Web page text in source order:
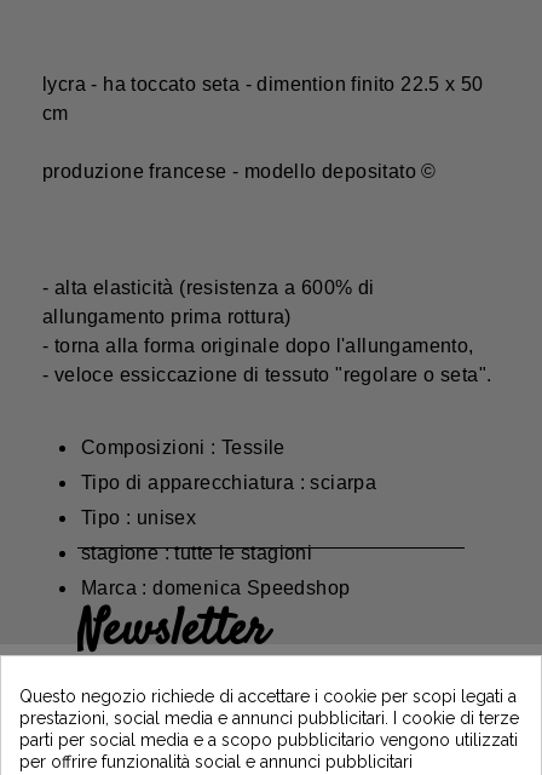
lycra - ha toccato seta - dimention finito 22.5 x 50
cm
produzione francese - modello depositato ©
- alta elasticità (resistenza a 600% di
allungamento prima rottura)
- torna alla forma originale dopo l'allungamento,
- veloce essiccazione di tessuto "regolare o seta".
Composizioni : Tessile
Tipo di apparecchiatura : sciarpa
Tipo : unisex
stagione : tutte le stagioni
Marca : domenica Speedshop
Newsletter
iscrivendoti e resta informato sulle ultime
notizie di Vintage Motors
Questo negozio richiede di accettare i cookie per scopi legati a
prestazioni, social media e annunci pubblicitari. I cookie di terze
parti per social media e a scopo pubblicitario vengono utilizzati
per offrire funzionalità social e annunci pubblicitari